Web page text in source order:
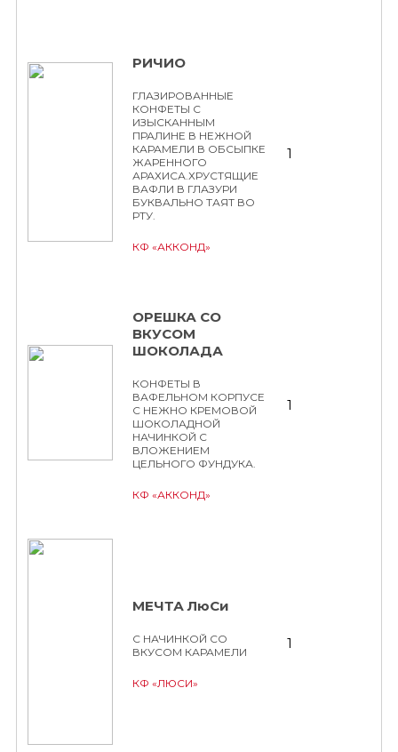
РИЧИО
ГЛАЗИРОВАННЫЕ
КОНФЕТЫ С
ИЗЫСКАННЫМ
ПРАЛИНЕ В НЕЖНОЙ
КАРАМЕЛИ В ОБСЫПКЕ
ЖАРЕННОГО
АРАХИСА.ХРУСТЯЩИЕ
ВАФЛИ В ГЛАЗУРИ
БУКВАЛЬНО ТАЯТ ВО
РТУ.
КФ «АККОНД»
1
ОРЕШКА СО
ВКУСОМ
ШОКОЛАДА
КОНФЕТЫ В
ВАФЕЛЬНОМ КОРПУСЕ
С НЕЖНО КРЕМОВОЙ
ШОКОЛАДНОЙ
НАЧИНКОЙ С
ВЛОЖЕНИЕМ
ЦЕЛЬНОГО ФУНДУКА.
КФ «АККОНД»
1
МЕЧТА ЛюСи
С НАЧИНКОЙ СО
ВКУСОМ КАРАМЕЛИ
КФ «ЛЮСИ»
1